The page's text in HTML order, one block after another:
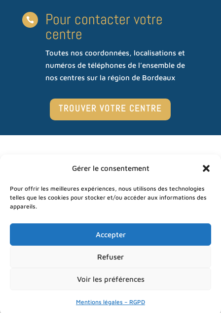
Gérer le consentement
Pour offrir les meilleures expériences, nous utilisons des technologies
telles que les cookies pour stocker et/ou accéder aux informations des
appareils.
Accepter
Refuser
Voir les préférences
Mentions légales – RGPD
 Pour contacter votre
centre
Toutes nos coordonnées, localisations et
numéros de téléphones de l’ensemble de
nos centres sur la région de Bordeaux
TROUVER VOTRE CENTRE
Résultats
Plan du site